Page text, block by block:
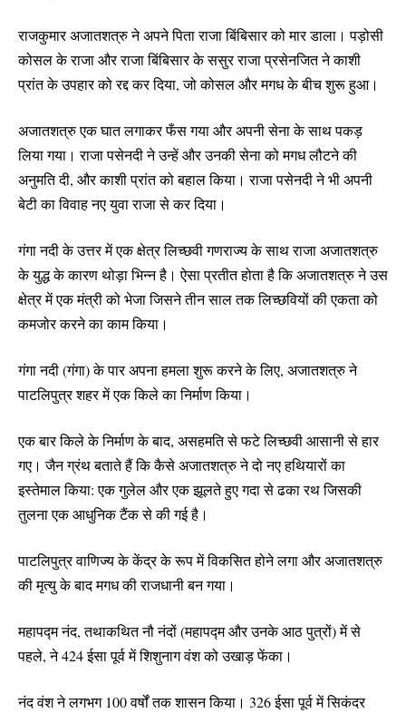
राजकुमार अजातशत्रु ने अपने पिता राजा बिंबिसार को मार डाला। पड़ोसी
कोसल के राजा और राजा बिंबिसार के ससुर राजा प्रसेनजित ने काशी
प्रांत के उपहार को रद्द कर दिया, जो कोसल और मगध के बीच शुरू हुआ।
अजातशत्रु एक घात लगाकर फँस गया और अपनी सेना के साथ पकड़
लिया गया। राजा पसेनदी ने उन्हें और उनकी सेना को मगध लौटने की
अनुमति दी, और काशी प्रांत को बहाल किया। राजा पसेनदी ने भी अपनी
बेटी का विवाह नए युवा राजा से कर दिया।
गंगा नदी के उत्तर में एक क्षेत्र लिच्छवी गणराज्य के साथ राजा अजातशत्रु
के युद्ध के कारण थोड़ा भिन्न है। ऐसा प्रतीत होता है कि अजातशत्रु ने उस
क्षेत्र में एक मंत्री को भेजा जिसने तीन साल तक लिच्छवियों की एकता को
कमजोर करने का काम किया।
गंगा नदी (गंगा) के पार अपना हमला शुरू करने के लिए, अजातशत्रु ने
पाटलिपुत्र शहर में एक किले का निर्माण किया।
एक बार किले के निर्माण के बाद, असहमति से फटे लिच्छवी आसानी से हार
गए। जैन ग्रंथ बताते हैं कि कैसे अजातशत्रु ने दो नए हथियारों का
इस्तेमाल किया: एक गुलेल और एक झूलते हुए गदा से ढका रथ जिसकी
तुलना एक आधुनिक टैंक से की गई है।
पाटलिपुत्र वाणिज्य के केंद्र के रूप में विकसित होने लगा और अजातशत्रु
की मृत्यु के बाद मगध की राजधानी बन गया।
महापद्म नंद, तथाकथित नौ नंदों (महापद्म और उनके आठ पुत्रों) में से
पहले, ने 424 ईसा पूर्व में शिशुनाग वंश को उखाड़ फेंका।
नंद वंश ने लगभग 100 वर्षों तक शासन किया। 326 ईसा पूर्व में सिकंदर